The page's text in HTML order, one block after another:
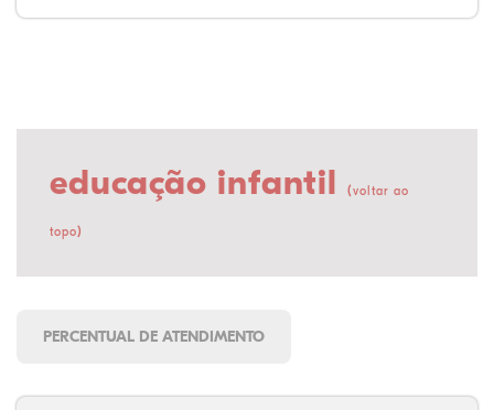
educação infantil (voltar ao
topo)
PERCENTUAL DE ATENDIMENTO